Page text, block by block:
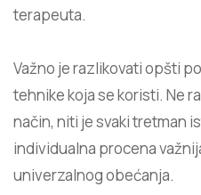
terapeuta.
Važno je razlikovati opšti
tehnike koja se koristi. Ne
način, niti je svaki tretman
individualna procena
univerzalnog obećanja.